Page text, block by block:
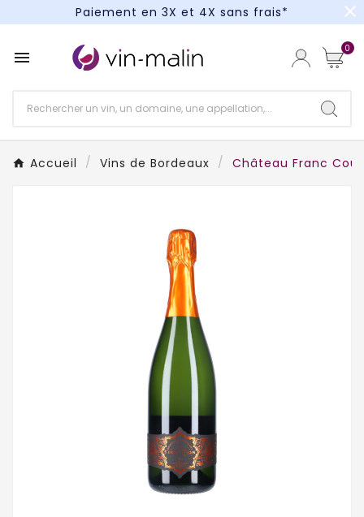
Paiement en 3X et 4X sans frais*
Paiement en 3X et 4X sans frais*
close
 0
Accueil Vins de Bordeaux Château Franc